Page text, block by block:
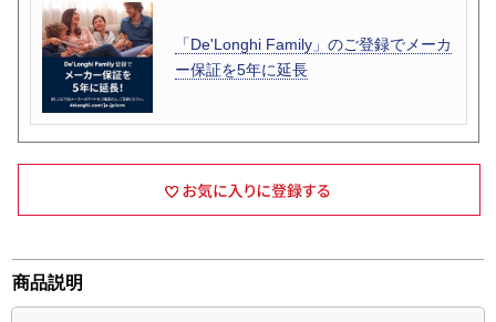
「De'Longhi Family」のご登録でメーカ
ー保証を5年に延長
商品説明